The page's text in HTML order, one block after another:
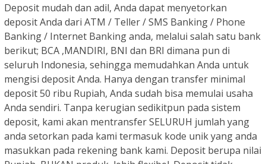
Deposit mudah dan adil, Anda dapat menyetorkan
deposit Anda dari ATM / Teller / SMS Banking / Phone
Banking / Internet Banking anda, melalui salah satu bank
berikut; BCA ,MANDIRI, BNI dan BRI dimana pun di
seluruh Indonesia, sehingga memudahkan Anda untuk
mengisi deposit Anda. Hanya dengan transfer minimal
deposit 50 ribu Rupiah, Anda sudah bisa memulai usaha
Anda sendiri. Tanpa kerugian sedikitpun pada sistem
deposit, kami akan mentransfer SELURUH jumlah yang
anda setorkan pada kami termasuk kode unik yang anda
masukkan pada rekening bank kami. Deposit berupa nilai